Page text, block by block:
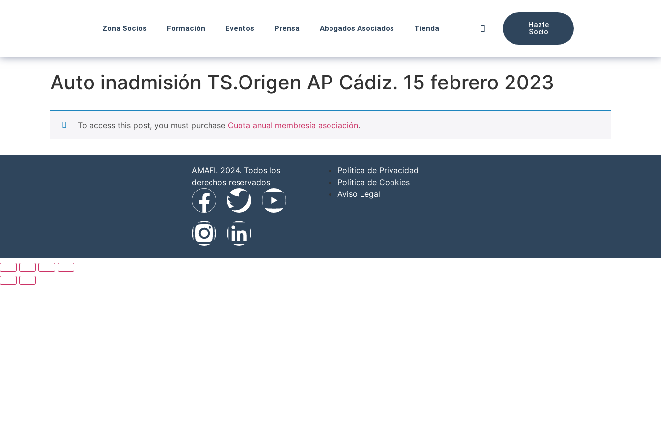
Zona Socios Formación Eventos Prensa Abogados Asociados Tienda
Hazte
Socio
Auto inadmisión TS.Origen AP Cádiz. 15 febrero 2023
To access this post, you must purchase Cuota anual membresía asociación.
AMAFI. 2024. Todos los
derechos reservados
Política de Privacidad
Política de Cookies
Aviso Legal